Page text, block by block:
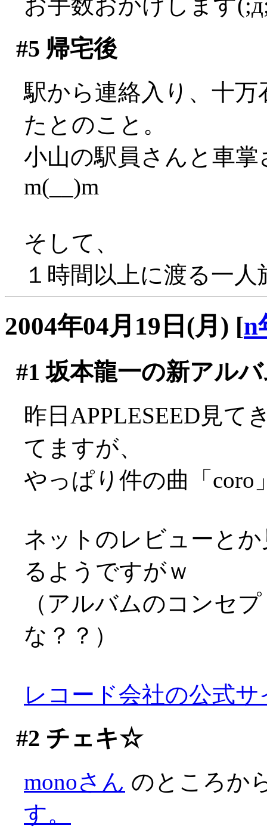
#5 帰宅後
駅から連絡入り、十
たとのこと。
小山の駅員さんと車
m(__)m
そして、
１時間以上に渡る一
2004年04月19日(月) [n
#1 坂本龍一の新アル
昨日APPLESEED見て
てますが、
やっぱり件の曲「coro
ネットのレビューと
るようですがｗ
（アルバムのコンセ
な？？）
レコード会社の公式サ
#2 チェキ☆
monoさん のところか
す。